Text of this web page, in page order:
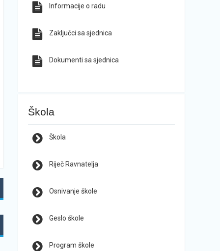
Informacije o radu
Zaključci sa sjednica
Dokumenti sa sjednica
Škola
Škola
Riječ Ravnatelja
Osnivanje škole
Geslo škole
Program škole